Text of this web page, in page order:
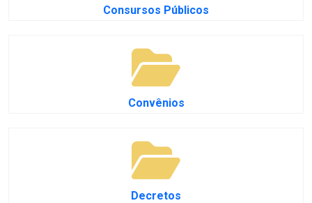
Consursos Públicos
Convênios
Decretos